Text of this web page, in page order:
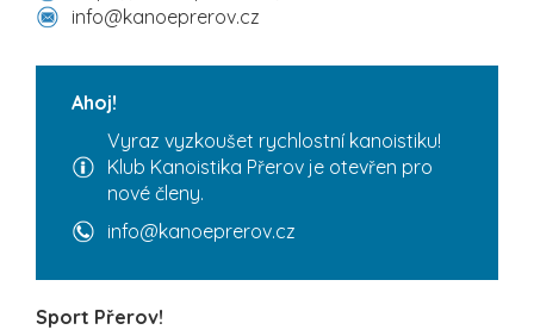
info@kanoeprerov.cz
Ahoj!
Vyraz vyzkoušet rychlostní kanoistiku!
Klub Kanoistika Přerov je otevřen pro
nové členy.
info@kanoeprerov.cz
Sport Přerov!